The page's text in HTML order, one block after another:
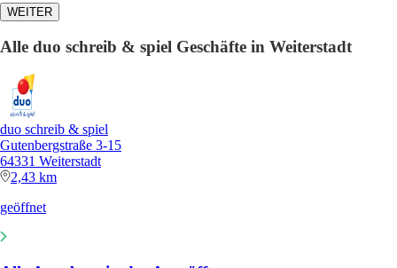
WEITER
Alle duo schreib & spiel Geschäfte in Weiterstadt
duo schreib & spiel
Gutenbergstraße 3-15
64331 Weiterstadt
2,43 km
geöffnet